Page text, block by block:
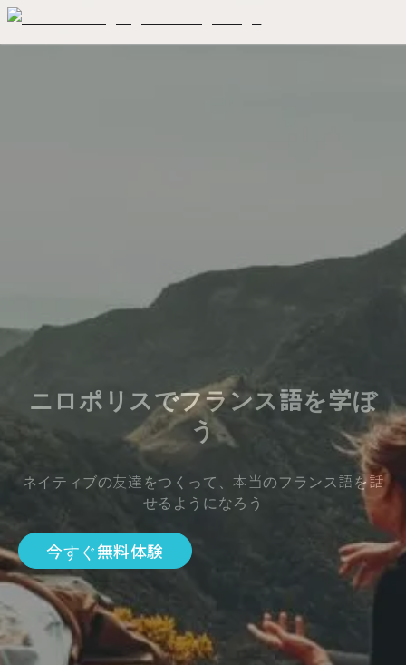
ニロポリスでフランス語を学ぼ
う
ネイティブの友達をつくって、本当のフランス語を話
せるようになろう
今すぐ無料体験